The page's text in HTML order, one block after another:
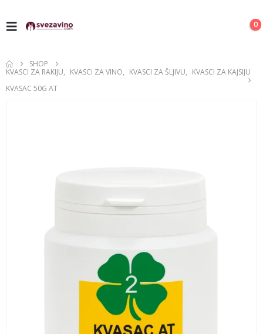
0
SHOP
KVASCI ZA RAKIJU, KVASCI ZA VINO, KVASCI ZA ŠLJIVU, KVASCI ZA KAJSIJU
KVASAC 50G AT